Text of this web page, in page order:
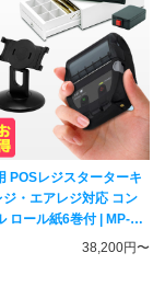
POSレジスターターキ
ジ・エアレジ対応 コン
ロール紙6巻付 | MP-
SW US-2002/5025
38,200円〜